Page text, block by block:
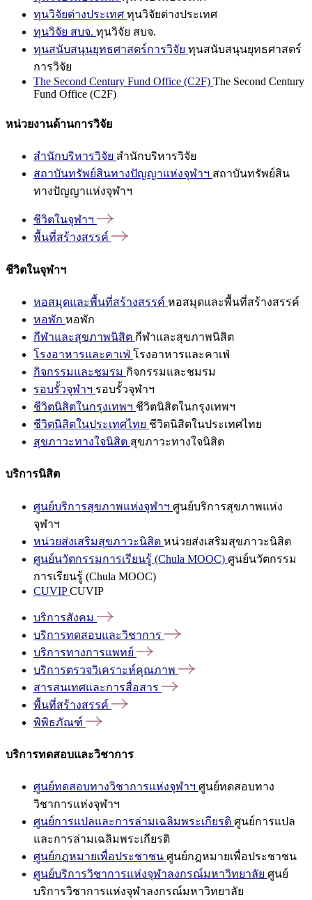
ทุนวิจัยต่างประเทศ ทุนวิจัยต่างประเทศ
ทุนวิจัย สบจ. ทุนวิจัย สบจ.
ทุนสนับสนุนยุทธศาสตร์การวิจัย ทุนสนับสนุนยุทธศาสตร์
การวิจัย
The Second Century Fund Office (C2F) The Second Century
Fund Office (C2F)
หน่วยงานด้านการวิจัย
สำนักบริหารวิจัย สำนักบริหารวิจัย
สถาบันทรัพย์สินทางปัญญาแห่งจุฬาฯ สถาบันทรัพย์สิน
ทางปัญญาแห่งจุฬาฯ
ชีวิตในจุฬาฯ
พื้นที่สร้างสรรค์
ชีวิตในจุฬาฯ
หอสมุดและพื้นที่สร้างสรรค์ หอสมุดและพื้นที่สร้างสรรค์
หอพัก หอพัก
กีฬาและสุขภาพนิสิต กีฬาและสุขภาพนิสิต
โรงอาหารและคาเฟ่ โรงอาหารและคาเฟ่
กิจกรรมและชมรม กิจกรรมและชมรม
รอบรั้วจุฬาฯ รอบรั้วจุฬาฯ
ชีวิตนิสิตในกรุงเทพฯ ชีวิตนิสิตในกรุงเทพฯ
ชีวิตนิสิตในประเทศไทย ชีวิตนิสิตในประเทศไทย
สุขภาวะทางใจนิสิต สุขภาวะทางใจนิสิต
บริการนิสิต
ศูนย์บริการสุขภาพแห่งจุฬาฯ ศูนย์บริการสุขภาพแห่ง
จุฬาฯ
หน่วยส่งเสริมสุขภาวะนิสิต หน่วยส่งเสริมสุขภาวะนิสิต
ศูนย์นวัตกรรมการเรียนรู้ (Chula MOOC) ศูนย์นวัตกรรม
การเรียนรู้ (Chula MOOC)
CUVIPCUVIP
บริการสังคม
บริการทดสอบและวิชาการ
บริการทางการแพทย์
บริการตรวจวิเคราะห์คุณภาพ
สารสนเทศและการสื่อสาร
พื้นที่สร้างสรรค์
พิพิธภัณฑ์
บริการทดสอบและวิชาการ
ศูนย์ทดสอบทางวิชาการแห่งจุฬาฯ ศูนย์ทดสอบทาง
วิชาการแห่งจุฬาฯ
ศูนย์การแปลและการล่ามเฉลิมพระเกียรติ ศูนย์การแปล
และการล่ามเฉลิมพระเกียรติ
ศูนย์กฎหมายเพื่อประชาชน ศูนย์กฎหมายเพื่อประชาชน
ศูนย์บริการวิชาการแห่งจุฬาลงกรณ์มหาวิทยาลัย ศูนย์
บริการวิชาการแห่งจุฬาลงกรณ์มหาวิทยาลัย